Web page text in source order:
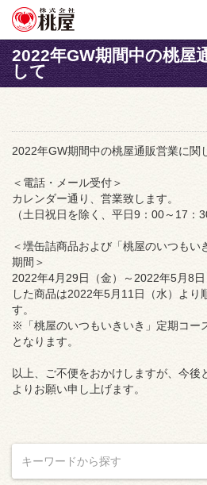
2022年GW期間中の桃屋
して
2022年GW期間中の桃屋通販営業に関
＜電話・メール受付＞
カレンダー通り、営業致します。
（土日祝日を除く、平日9：00～17：
＜壜缶詰商品および「桃屋のいつもい
期間＞
2022年4月29日（金）～2022年5月8
した商品は2022年5月11日（水）より
す。
※「桃屋のいつもいきいき」定期コー
となります。
以上、ご不便をおかけしますが、今後
よりお願い申し上げます。